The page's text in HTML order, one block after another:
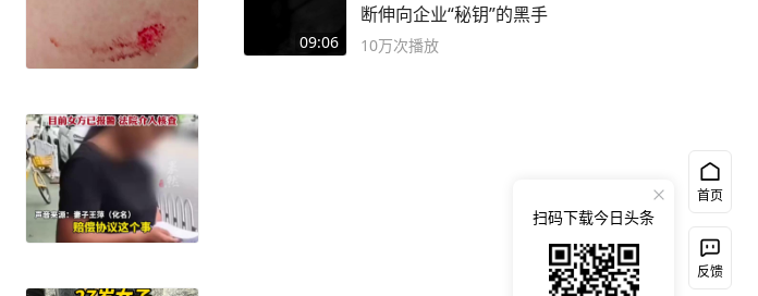
09:06
断伸向企业“秘钥”的黑手
10万次播放
首页
反馈
扫码下载今日头条